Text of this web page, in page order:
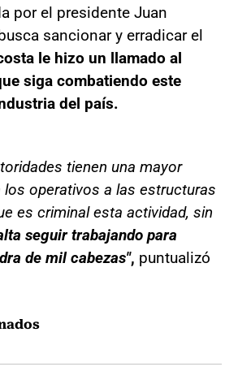
por el presidente Juan
sancionar y erradicar el
le hizo un llamado al
siga combatiendo este
del país.
tienen una mayor
los operativos a las estructuras
es criminal esta actividad, sin
seguir trabajando para
de mil cabezas", puntualizó